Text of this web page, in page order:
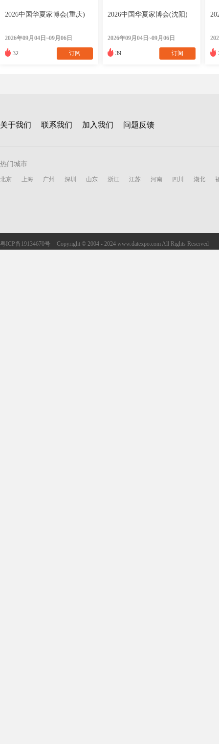
2026中国华夏家博会(重庆)
2026年09月04日~09月06日
32 订阅
2026中国华夏家博会(沈阳)
2026年09月04日~09月06日
39 订阅
关于我们 联系我们 加入我们 问题反馈
热门城市
北京 上海 广州 深圳 山东 浙江 江苏 河南 四川 湖北
粤ICP备19134670号 Copyright © 2004 - 2024 www.datexpo.com All Rights Reserved